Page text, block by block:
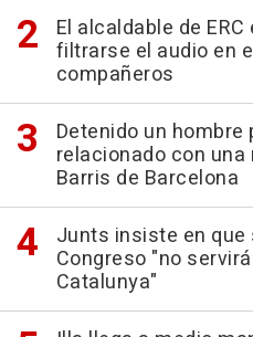
El alcaldable de
filtrarse el audio en
compañeros
Detenido un
relacionado con
Barris de Barcelona
Junts insiste en
Congreso "no
Catalunya"